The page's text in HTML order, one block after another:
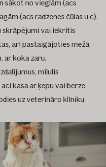
sākot no vieglām (acs
(acs radzenes čūlas u.c).
skrāpējumi vai iekritis
arī pastaigājoties mežā,
ar koka zaru.
mīlulis
kasa ar ķepu vai berzē
uz veterināro klīniku.